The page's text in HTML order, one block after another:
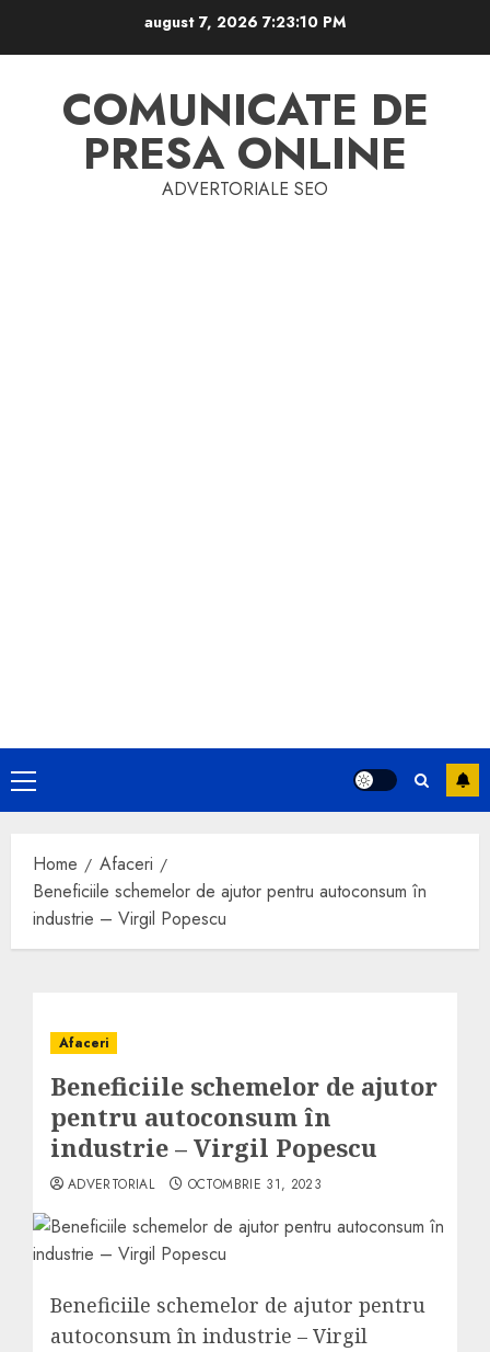
august 7, 2026 7:23:10 PM
COMUNICATE DE
PRESA ONLINE
ADVERTORIALE SEO
Primary
Menu
Home
Afaceri
Beneficiile schemelor de ajutor pentru autoconsum în
industrie – Virgil Popescu
Afaceri
Beneficiile schemelor de ajutor
pentru autoconsum în
industrie – Virgil Popescu
ADVERTORIAL OCTOMBRIE 31, 2023
Beneficiile schemelor de ajutor pentru
autoconsum în industrie – Virgil